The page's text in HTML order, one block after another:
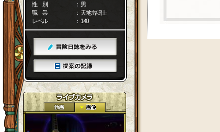
性 別
： 男
職 業
： 天地雷鳴士
レベル
： 140